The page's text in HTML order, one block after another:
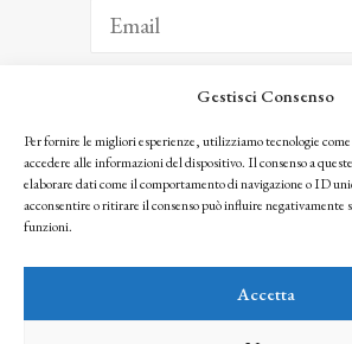
Gestisci Consenso
Per fornire le migliori esperienze, utilizziamo tecnologie
accedere alle informazioni del dispositivo. Il consenso a
elaborare dati come il comportamento di navigazione o ID
acconsentire o ritirare il consenso può influire negativamente
funzioni.
Accetta
ISCRIVITI
Facendo clic per iscriverti, riconosci che le tue
seguendo la nostra Privacy Policy
© 2025 Istituto Matteucci. All right reserved
l’autorizzazione scritta dei proprietari dei diritti e dell’Istituto